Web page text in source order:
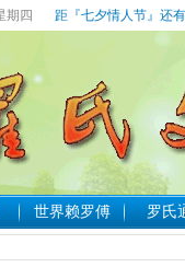
期四 距『七夕情人节』还
世界赖罗傅 罗氏